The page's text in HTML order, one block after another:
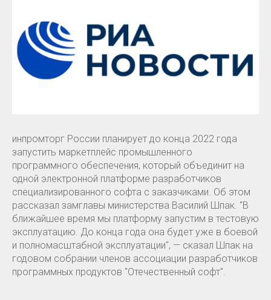
инпромторг России планирует до конца 2022 года
запустить маркетплейс промышленного
программного обеспечения, который объединит на
одной электронной платформе разработчиков
специализированного софта с заказчиками. Об этом
рассказал замглавы министерства Василий Шпак. "В
ближайшее время мы платформу запустим в тестовую
эксплуатацию. До конца года она будет уже в боевой
и полномасштабной эксплуатации", — сказал Шпак на
годовом собрании членов ассоциации разработчиков
программных продуктов "Отечественный софт".